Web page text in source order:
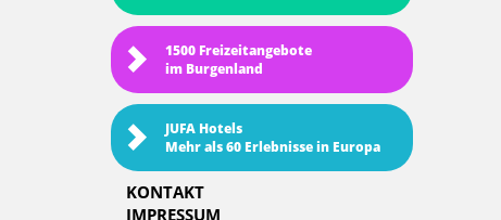
1500 Freizeitangebote
im Burgenland
JUFA Hotels
Mehr als 60 Erlebnisse in Europa
KONTAKT
IMPRESSUM